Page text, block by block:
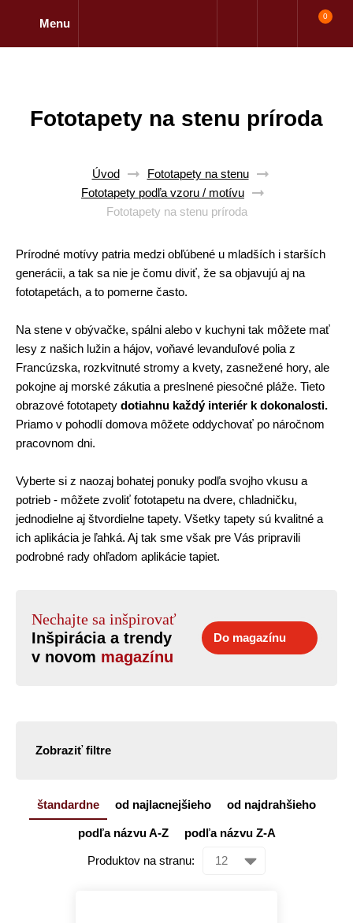
Menu
0
Fototapety na stenu príroda
Úvod
Fototapety na stenu
Fototapety podľa vzoru / motívu
Fototapety na stenu príroda
Prírodné motívy patria medzi obľúbené u mladších i starších
generácii, a tak sa nie je čomu diviť, že sa objavujú aj na
fototapetách, a to pomerne často.
Na stene v obývačke, spálni alebo v kuchyni tak môžete mať
lesy z našich lužin a hájov, voňavé levanduľové polia z
Francúzska, rozkvitnuté stromy a kvety, zasnežené hory, ale
pokojne aj morské zákutia a preslnené piesočné pláže. Tieto
obrazové fototapety dotiahnu každý interiér k dokonalosti.
Priamo v pohodlí domova môžete oddychovať po náročnom
pracovnom dni.
Vyberte si z naozaj bohatej ponuky podľa svojho vkusu a
potrieb - môžete zvoliť fototapetu na dvere, chladničku,
jednodielne aj štvordielne tapety. Všetky tapety sú kvalitné a
ich aplikácia je ľahká. Aj tak sme však pre Vás pripravili
podrobné rady ohľadom aplikácie tapiet.
Nechajte sa inšpirovať
Inšpirácia a trendy
v novom magazínu
Do magazínu
Zobraziť filtre
štandardne od najlacnejšieho od najdrahšieho
podľa názvu A-Z podľa názvu Z-A
Produktov na stranu: